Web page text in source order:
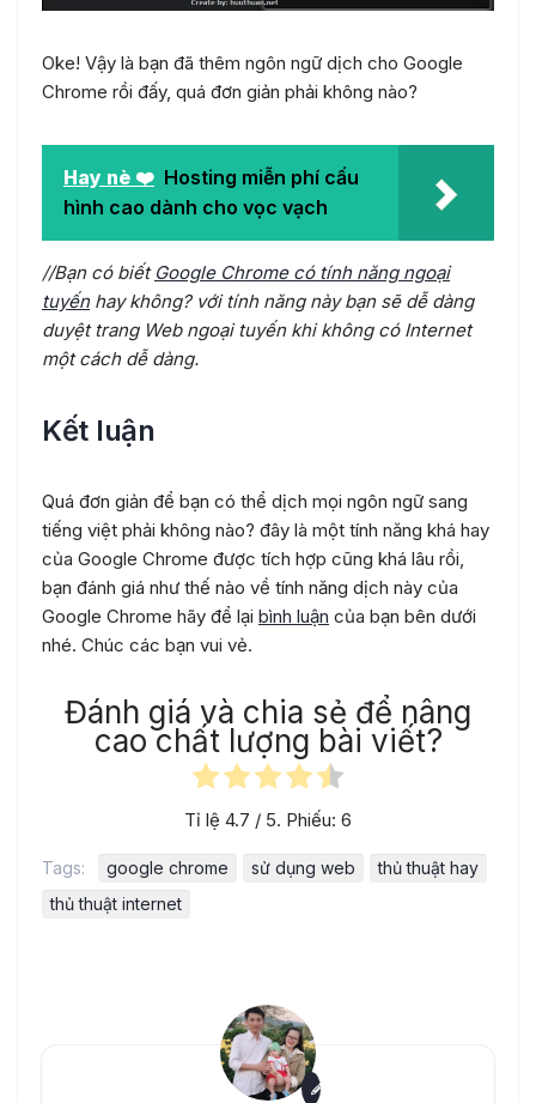
Oke! Vậy là bạn đã thêm ngôn ngữ dịch cho Google
Chrome rồi đấy, quá đơn giản phải không nào?
Hay nè ❤️ Hosting miễn phí cấu
hình cao dành cho vọc vạch
//Bạn có biết Google Chrome có tính năng ngoại
tuyếnhay không? với tính năng này bạn sẽ dễ dàng
duyệt trang Web ngoại tuyến khi không có Internet
một cách dễ dàng.
Kết luận
Quá đơn giản để bạn có thể dịch mọi ngôn ngữ sang
tiếng việt phải không nào? đây là một tính năng khá hay
của Google Chrome được tích hợp cũng khá lâu rồi,
bạn đánh giá như thế nào về tính năng dịch này của
Google Chrome hãy để lại bình luận của bạn bên dưới
nhé. Chúc các bạn vui vẻ.
Đánh giá và chia sẻ để nâng
cao chất lượng bài viết?
Tỉ lệ 4.7 / 5. Phiếu: 6
Tags: google chrome sử dụng web
thủ thuật hay
thủ thuật internet